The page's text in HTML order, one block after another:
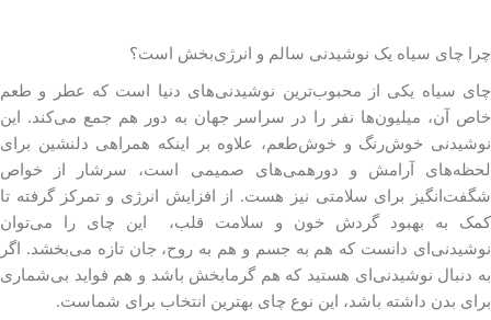
چرا چای سیاه یک نوشیدنی سالم و انرژی‌بخش است؟
چای سیاه یکی از محبوب‌ترین نوشیدنی‌های دنیا است که عطر و طعم
خاص آن، میلیون‌ها نفر را در سراسر جهان به دور هم جمع می‌کند. این
نوشیدنی خوش‌رنگ و خوش‌طعم، علاوه بر اینکه همراهی دلنشین برای
لحظه‌های آرامش و دورهمی‌های صمیمی است، سرشار از خواص
شگفت‌انگیز برای سلامتی نیز هست. از افزایش انرژی و تمرکز گرفته تا
کمک به بهبود گردش خون و سلامت قلب، این چای را می‌توان
نوشیدنی‌ای دانست که هم به جسم و هم به روح، جان تازه می‌بخشد. اگر
به دنبال نوشیدنی‌ای هستید که هم گرمابخش باشد و هم فواید بی‌شماری
برای بدن داشته باشد، این نوع چای بهترین انتخاب برای شماست.